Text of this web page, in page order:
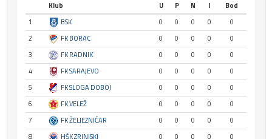
Klub U P N I
Bod
1
BSK 0 0 0 0
0
2
FK BORAC 0 0 0 0
0
3
FK RADNIK 0 0 0 0
0
4
FK SARAJEVO 0 0 0 0
0
5
FK SLOGA DOBOJ 0 0 0 0
0
6
FK VELEŽ 0 0 0 0
0
7
FK ŽELJEZNIČAR 0 0 0 0
0
8
HŠK ZRINJSKI 0 0 0 0
0